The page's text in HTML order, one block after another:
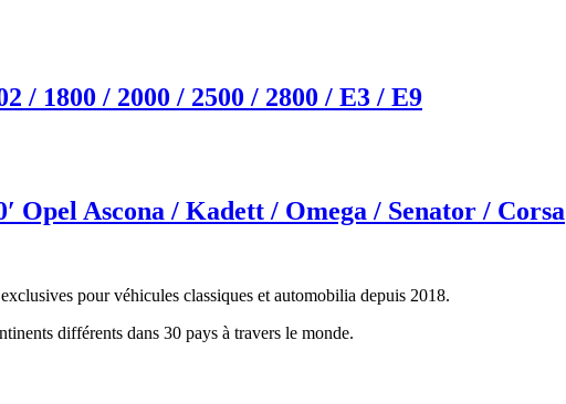
/ 1800 / 2000 / 2500 / 2800 / E3 / E9
Opel Ascona / Kadett / Omega / Senator / Corsa
pour véhicules classiques et automobilia depuis 2018.
différents dans 30 pays à travers le monde.